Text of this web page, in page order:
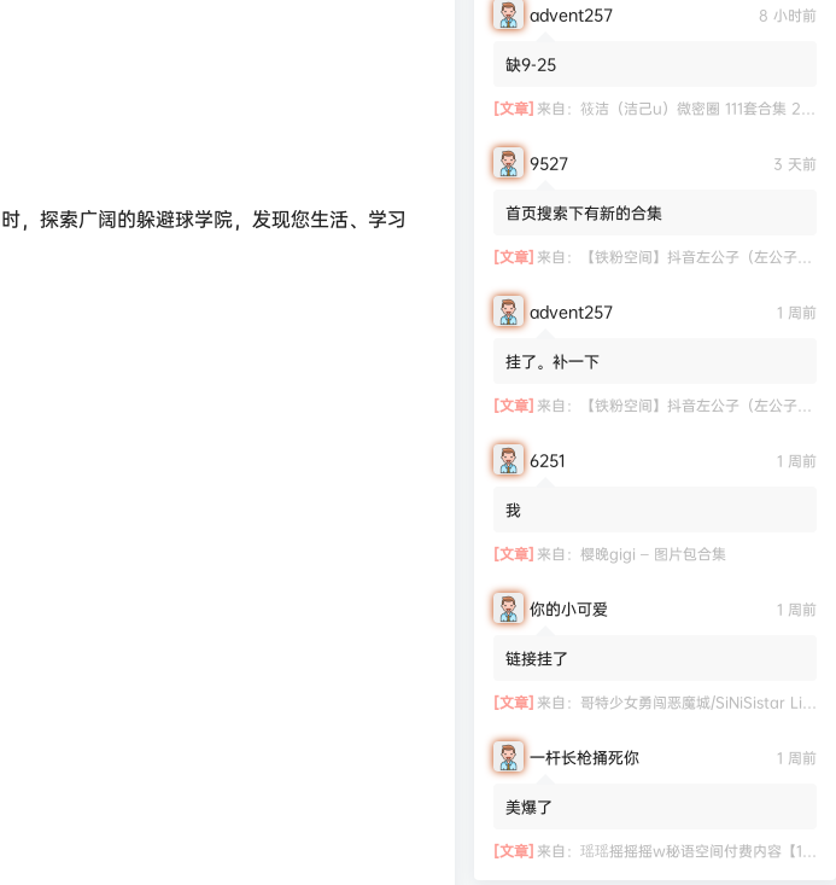
，探索广阔的躲避球学院，发现您生活、学习
advent257 8 小时前
缺9-25
[文章] 来自： 筱洁（洁己u）微密圈 111套合集 20.3G
9527 3 天前
首页搜索下有新的合集
[文章] 来自： 【铁粉空间】抖音左公子（左公子666）合集【2063P 181V】
advent257 1 周前
挂了。补一下
[文章] 来自： 【铁粉空间】抖音左公子（左公子666）合集【2063P 181V】
6251 1 周前
我
[文章] 来自： 樱晚gigi – 图片包合集
你的小可爱 1 周前
链接挂了
[文章] 来自： 哥特少女勇闯恶魔城/SiNiSistar Lite Version（Build.7793201+DLC+通关档）
一杆长枪捅死你 1 周前
美爆了
[文章] 来自： 瑶瑶摇摇摇w秘语空间付费内容【11.06】